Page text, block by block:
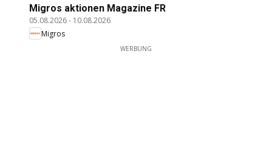
Migros aktionen Magazine FR
05.08.2026- 10.08.2026
Migros
WERBUNG